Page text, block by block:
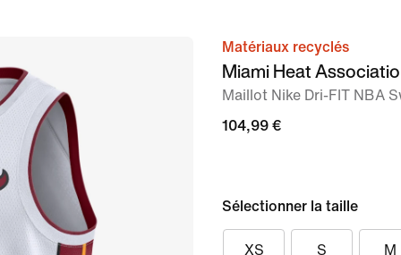
image 1Matériaux recyclés
Miami Heat
Maillot Nike Dri-FIT NBA
104,99 €
Sélectionner la taille
XS S M